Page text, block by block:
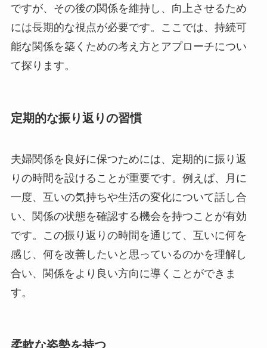
ですが、その後の関係を維持し、向上させるため
には長期的な視点が必要です。ここでは、持続可
能な関係を築くための考え方とアプローチについ
て探ります。
定期的な振り返りの習慣
夫婦関係を良好に保つためには、定期的に振り返
りの時間を設けることが重要です。例えば、月に
一度、互いの気持ちや生活の変化について話し合
い、関係の状態を確認する機会を持つことが有効
です。この振り返りの時間を通じて、互いに何を
感じ、何を改善したいと思っているのかを理解し
合い、関係をより良い方向に導くことができま
す。
柔軟な姿勢を持つ